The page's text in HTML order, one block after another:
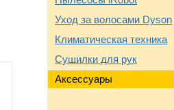
Уход за волосами Dyson
Климатическая техника
Сушилки для рук
Аксессуары